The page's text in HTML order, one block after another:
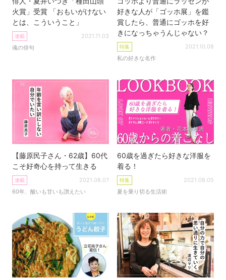
火賞」受賞 「おもいがけない
とは、こういうこと」
連載
魂の俳句
2021.11.03
好きな人が「ゴッホ展」を鑑
賞したら、普通にゴッホを好
きになっちゃうんじゃない？
特集
私の好きな名作
2021.10.08
【藤原民子さん・62歳】60代
こそ好奇心を持って生きる
連載
60年、酸いも甘いも讃えたい
2021.08.07
60歳を過ぎたら好きな洋服を
着る！
特集
夏を乗り切る生活術
2021.08.05